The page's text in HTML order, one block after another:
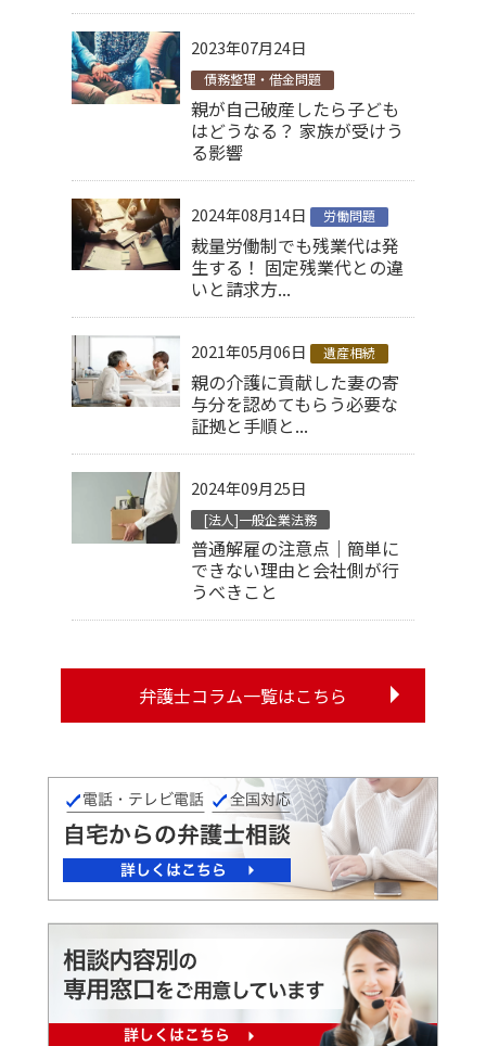
2023年07月24日
債務整理・借金問題
親が自己破産したら子ども
はどうなる？ 家族が受けう
る影響
2024年08月14日 労働問題
裁量労働制でも残業代は発
生する！ 固定残業代との違
いと請求方...
2021年05月06日 遺産相続
親の介護に貢献した妻の寄
与分を認めてもらう必要な
証拠と手順と...
2024年09月25日
[法人]一般企業法務
普通解雇の注意点｜簡単に
できない理由と会社側が行
うべきこと
弁護士コラム一覧はこちら